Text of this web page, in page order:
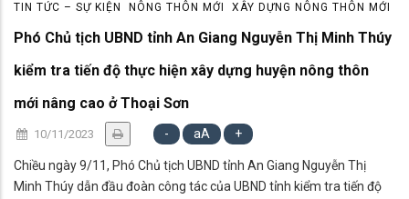
TIN TỨC – SỰ KIỆN NÔNG THÔN MỚI XÂY DỰNG NÔNG THÔN MỚI
Phó Chủ tịch UBND tỉnh An Giang Nguyễn Thị Minh Thúy
kiểm tra tiến độ thực hiện xây dựng huyện nông thôn
mới nâng cao ở Thoại Sơn
10/11/2023 - aA +
Chiều ngày 9/11, Phó Chủ tịch UBND tỉnh An Giang Nguyễn Thị
Minh Thúy dẫn đầu đoàn công tác của UBND tỉnh kiểm tra tiến độ